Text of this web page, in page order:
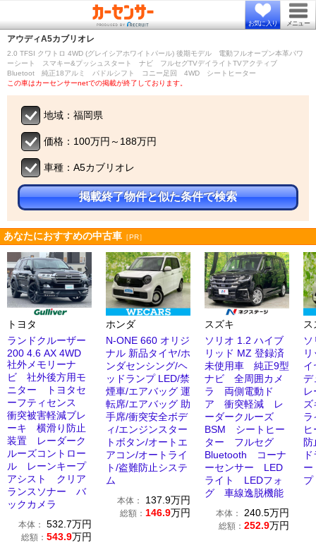
お気に入り メニュー
アウディA5カブリオレ
2.0 TFSI クワトロ 4WD (グレイシアホワイトパール) 後期モデル 電動フルオープン本革パワ
ーシート スマキー&プッシュスタート ナビ フルセグTVデイライトTVアクティブ
Bluetoot 純正18アルミ パドルシフト コニー足回 4WD シートヒーター
この車はカーセンサーnetでの掲載が終了しております。
地域：福岡県
価格：100万円～188万円
車種：A5カブリオレ
掲載終了物件と似た条件で検索
あなたにおすすめの中古車 ［PR］
トヨタ
ランドクルーザー
200 4.6 AX 4WD
社外メモリーナ
ビ 社外後方用モ
ニター トヨタセ
ーフティセンス
衝突被害軽減ブレ
ーキ 横滑り防止
装置 レーダーク
ルーズコントロー
ル レーンキープ
アシスト クリア
ランスソナー バ
ックカメラ
本体： 532.7万円
総額： 543.9万円
ホンダ
N-ONE 660 オリジ
ナル 新品タイヤ/ホ
ンダセンシング/ヘ
ッドランプ LED/禁
煙車/エアバッグ 運
転席/エアバッグ 助
手席/衝突安全ボデ
ィ/エンジンスター
トボタン/オートエ
アコン/オートライ
ト/盗難防止システ
ム
本体： 137.9万円
総額： 146.9万円
スズキ
ソリオ 1.2 ハイブ
リッド MZ 登録済
未使用車 純正9型
ナビ 全周囲カメ
ラ 両側電動ド
ア 衝突軽減 レ
ーダークルーズ
BSM シートヒー
ター フルセグ
Bluetooth コーナ
ーセンサー LED
ライト LEDフォ
グ 車線逸脱機能
本体： 240.5万円
総額： 252.9万円
ス
イ
デ
ラ
防
ー
プ